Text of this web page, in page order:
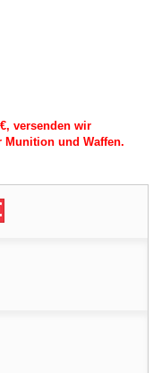
versenden wir
Munition und Waffen.